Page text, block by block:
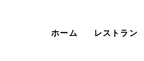
ホーム レストラン